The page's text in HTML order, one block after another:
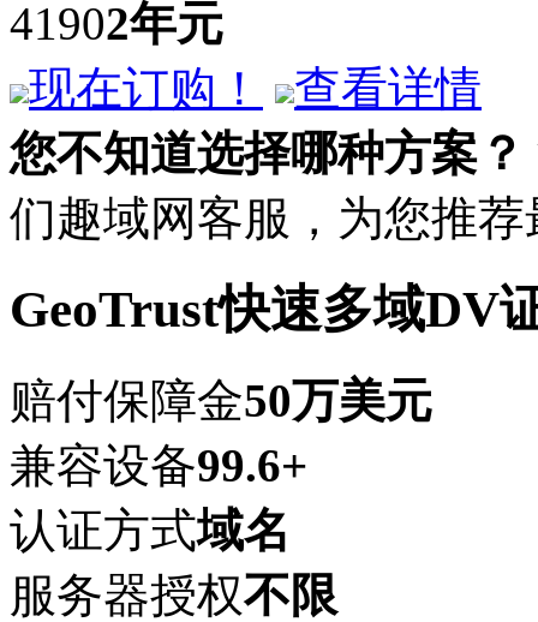
41902年元
现在订购！
查看详情
您不知道选择哪种方案？
们趣域网客服，为您推
GeoTrust快速多域DV
赔付保障金50万美元
兼容设备99.6+
认证方式域名
服务器授权不限